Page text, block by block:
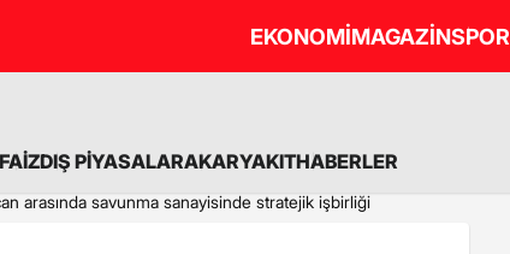
EKONOMİMAGAZİNSPOR
FAİZDIŞ PİYASALARAKARYAKITHABERLER
arasında savunma sanayisinde stratejik işbirliği